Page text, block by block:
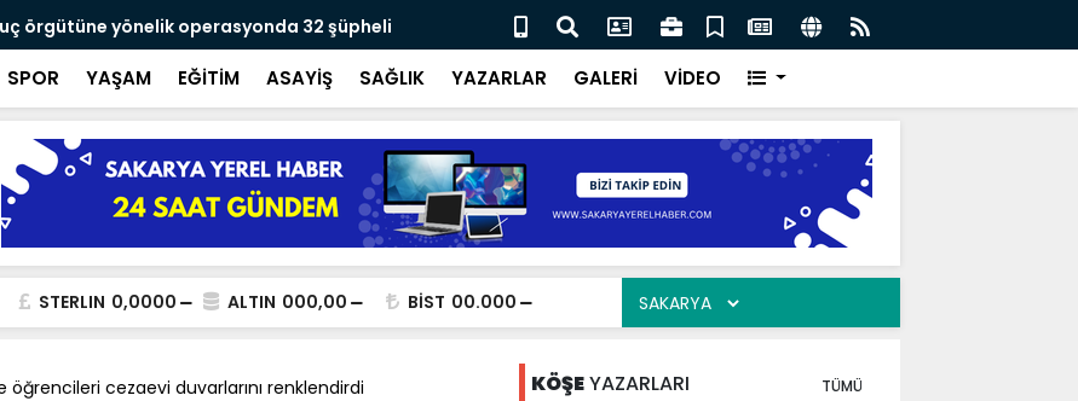
örgütüne yönelik operasyonda 32 şüpheli
Yusuf Alemdar “Şehrimizin su yönetimini sürdürülebilir hale taşımak
için çalışıyoruz”
SPOR YAŞAM EĞİTİM ASAYİŞ SAĞLIK YAZARLAR GALERİ VİDEO
STERLIN 0,0000 ALTIN 000,00 BİST 00.000
öğrencileri cezaevi duvarlarını renklendirdi KÖŞEYAZARLARI TÜMÜ